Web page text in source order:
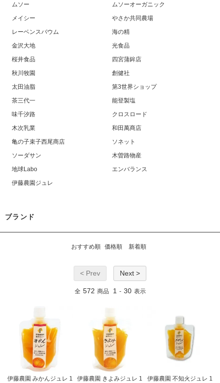
ムソー
ムソーオーガニック
メイシー
やさか共同農場
レーベンスバウム
海の精
金沢大地
光食品
桜井食品
四宮蒲鉾店
秋川牧園
創健社
太田油脂
第3世界ショップ
茶三代一
能登製塩
味千汐路
クロスロード
木次乳業
和田萬商店
亀の子束子西尾商店
ソネット
ソーダサン
木曽路物産
地球Labo
エンバランス
伊藤農園ジュレ
ブランド
おすすめ順 価格順 新着順
< Prev Next >
全 572 商品 1 - 30 表示
伊藤農園 みかんジュレ 1
伊藤農園 きよみジュレ 1
伊藤農園 不知火ジュレ 1